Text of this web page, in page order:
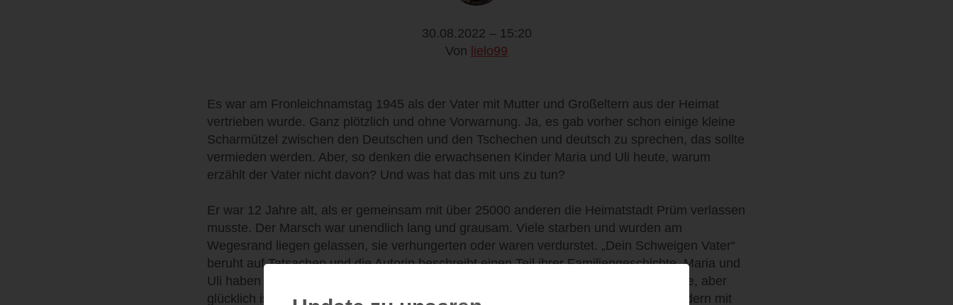
30.08.2022 – 15:20
Von lielo99
Es war am Fronleichnamstag 1945 als der Vater mit Mutter und Großeltern aus der Heimat
vertrieben wurde. Ganz plötzlich und ohne Vorwarnung. Ja, es gab vorher schon einige kleine
Scharmützel zwischen den Deutschen und den Tschechen und deutsch zu sprechen, das sollte
vermieden werden. Aber, so denken die erwachsenen Kinder Maria und Uli heute, warum
erzählt der Vater nicht davon? Und was hat das mit uns zu tun?
Er war 12 Jahre alt, als er gemeinsam mit über 25000 anderen die Heimatstadt Prüm verlassen
musste. Der Marsch war unendlich lang und grausam. Viele starben und wurden am
Wegesrand liegen gelassen, sie verhungerten oder waren verdurstet. „Dein Schweigen Vater“
beruht auf Tatsachen und die Autorin beschreibt einen Teil ihrer Familiengeschichte. Maria und
Uli haben es schwer, ihr Leben in den Griff zu bekommen. Maria hat zwar eine Familie, aber
glücklich ist sie nicht. Und Uli? Der lebt alleine in seiner Schreinerwerkstatt. Beide hadern mit